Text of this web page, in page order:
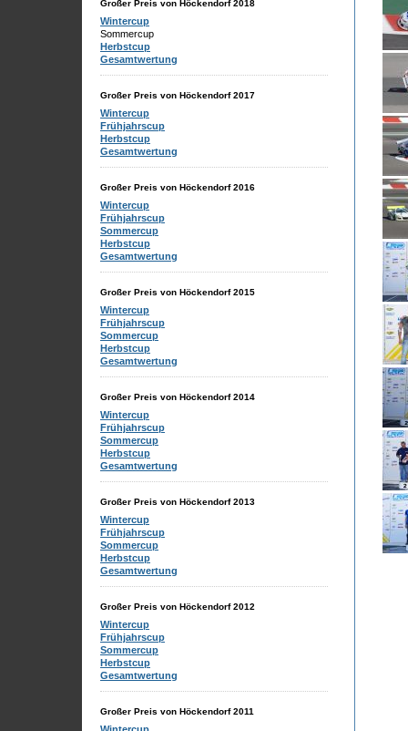
Großer Preis von Höckendorf 2018
Wintercup
Sommercup
Herbstcup
Gesamtwertung
Großer Preis von Höckendorf 2017
Wintercup
Frühjahrscup
Herbstcup
Gesamtwertung
Großer Preis von Höckendorf 2016
Wintercup
Frühjahrscup
Sommercup
Herbstcup
Gesamtwertung
Großer Preis von Höckendorf 2015
Wintercup
Frühjahrscup
Sommercup
Herbstcup
Gesamtwertung
Großer Preis von Höckendorf 2014
Wintercup
Frühjahrscup
Sommercup
Herbstcup
Gesamtwertung
Großer Preis von Höckendorf 2013
Wintercup
Frühjahrscup
Sommercup
Herbstcup
Gesamtwertung
Großer Preis von Höckendorf 2012
Wintercup
Frühjahrscup
Sommercup
Herbstcup
Gesamtwertung
Großer Preis von Höckendorf 2011